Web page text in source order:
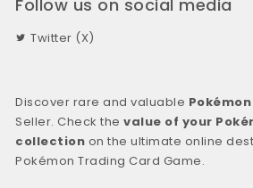
Follow us on social media
Twitter (X)
Discover rare and valuable
Seller. Check thevalue of your
collection on the ultimate online
Pokémon Trading Card Game.